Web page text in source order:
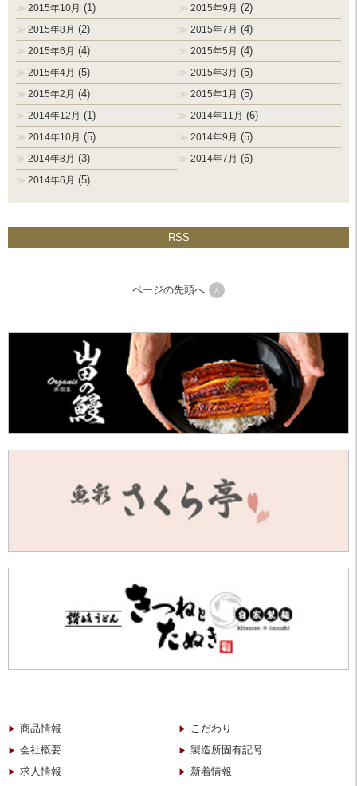
2015年10月 (1) 2015年9月 (2)
2015年8月 (2) 2015年7月 (4)
2015年6月 (4) 2015年5月 (4)
2015年4月 (5) 2015年3月 (5)
2015年2月 (4) 2015年1月 (5)
2014年12月 (1) 2014年11月 (6)
2014年10月 (5) 2014年9月 (5)
2014年8月 (3) 2014年7月 (6)
2014年6月 (5)
RSS
ページの先頭へ
商品情報
こだわり
会社概要
製造所固有記号
求人情報
新着情報